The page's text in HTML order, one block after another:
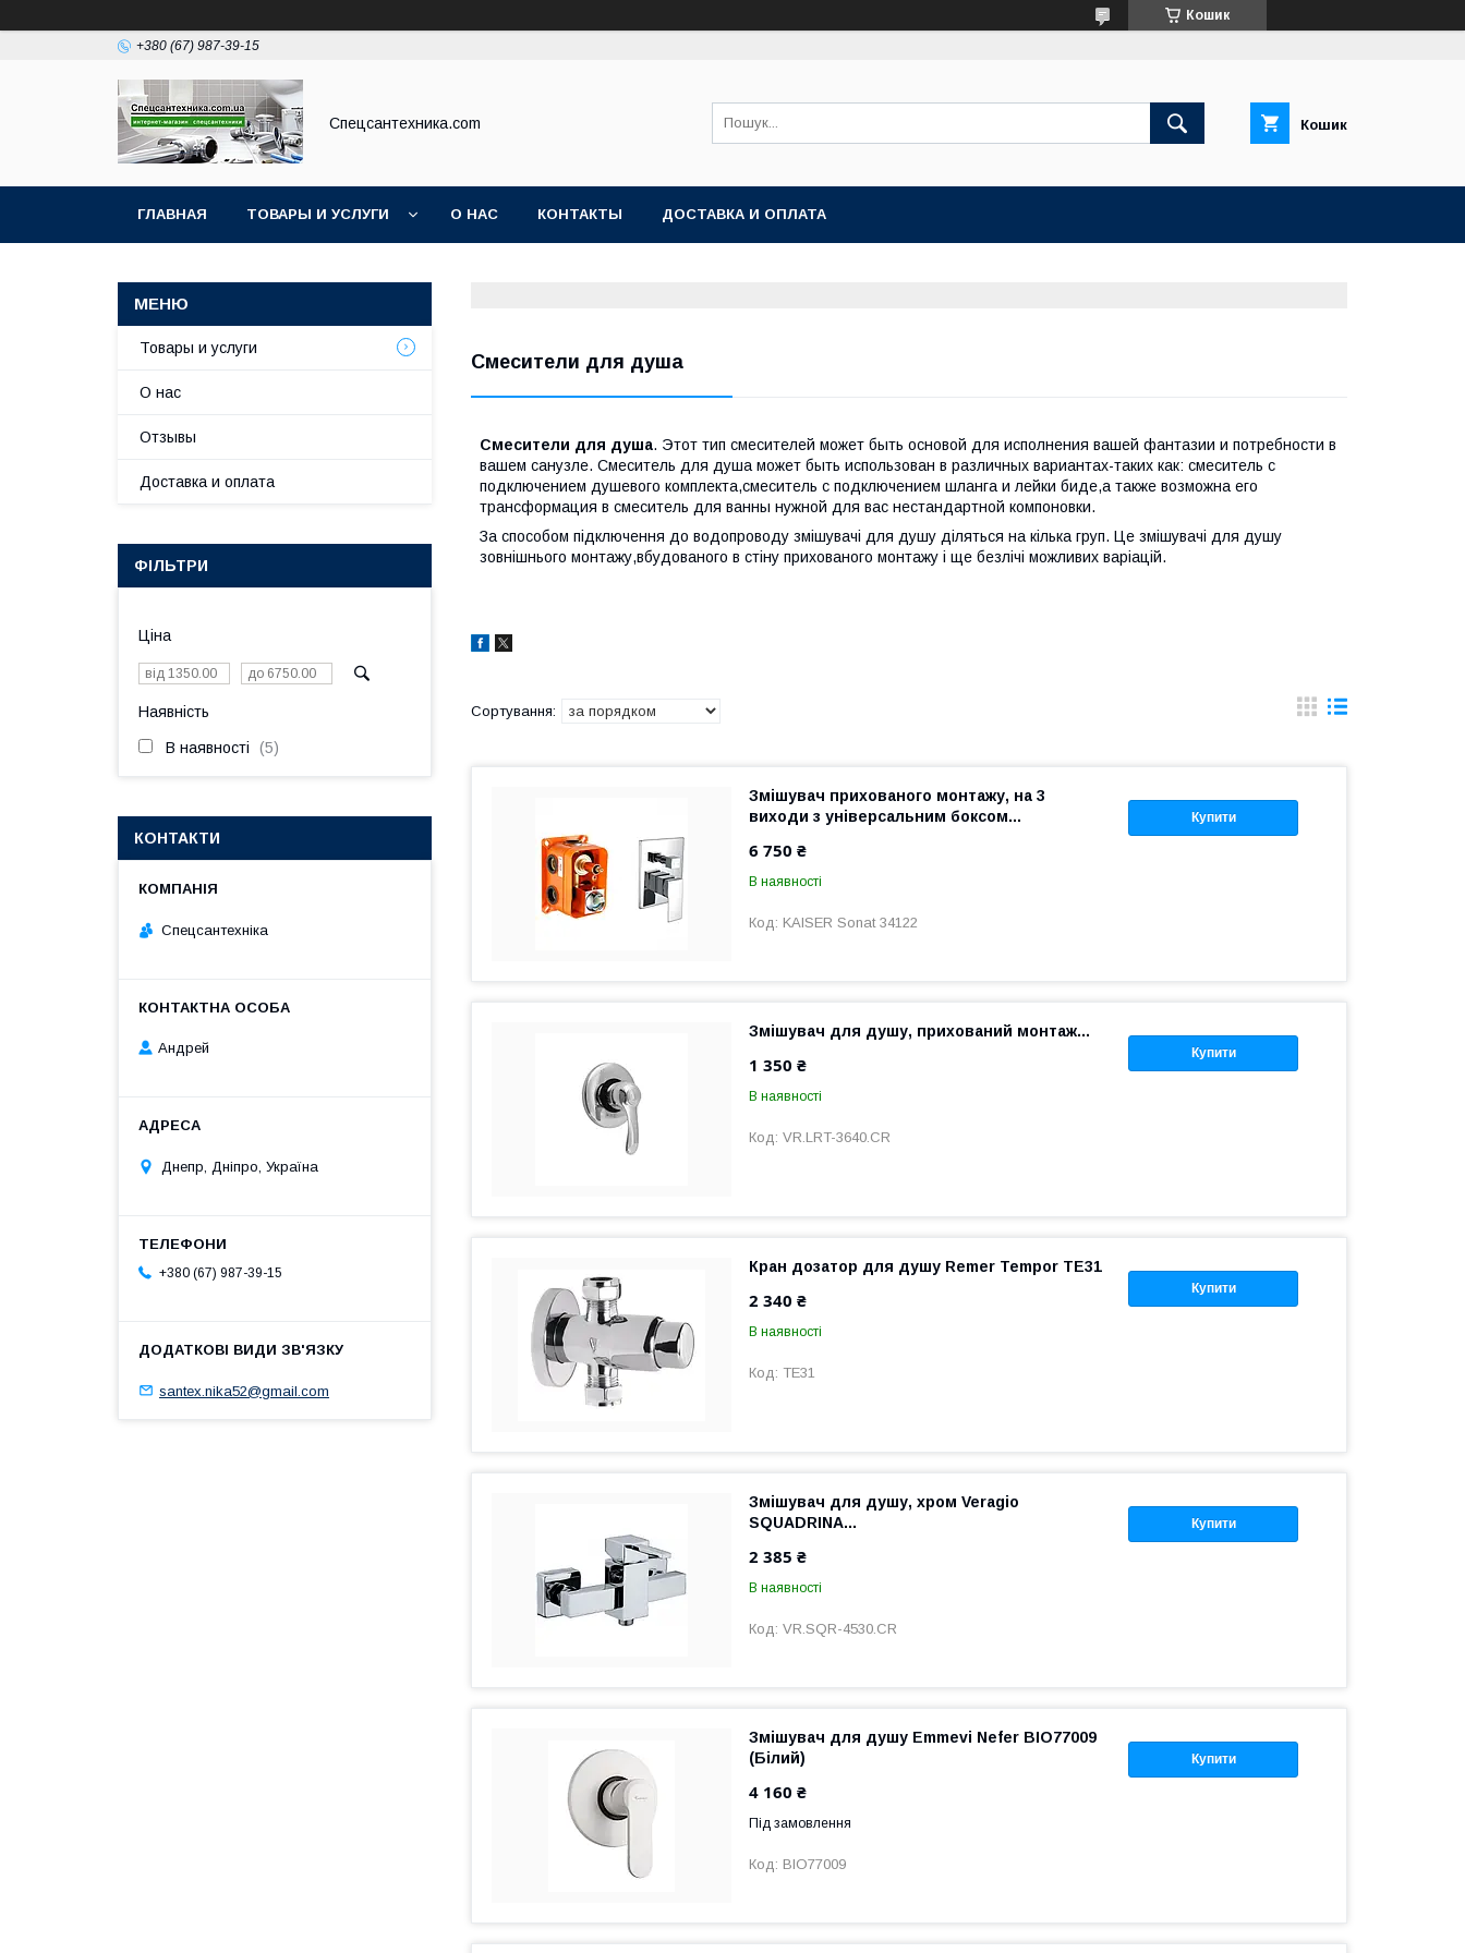
Кошик
+380 (67) 987-39-15
Спецсантехника.com Кошик
ГЛАВНАЯ ТОВАРЫ И УСЛУГИ О НАС КОНТАКТЫ ДОСТАВКА И ОПЛАТА
Смесители для душа
Смесители для душа. Этот тип смесителей может быть основой для исполнения вашей фантазии и потребности в
вашем санузле. Смеситель для душа может быть использован в различных вариантах-таких как: смеситель с
подключением душевого комплекта,смеситель с подключением шланга и лейки биде,а также возможна его
трансформация в смеситель для ванны нужной для вас нестандартной компоновки.
За способом підключення до водопроводу змішувачі для душу діляться на кілька груп. Це змішувачі для душу
зовнішнього монтажу,вбудованого в стіну прихованого монтажу і ще безлічі можливих варіацій.
Купити
Змішувач прихованого монтажу, на 3
виходи з універсальним боксом...
6 750 ₴
В наявності
KAISER Sonat 34122
Купити
Змішувач для душу, прихований монтаж...
1 350 ₴
В наявності
VR.LRT-3640.CR
Купити
Кран дозатор для душу Remer Tempor TE31
2 340 ₴
В наявності
TE31
Купити
Змішувач для душу, хром Veragio
SQUADRINA...
2 385 ₴
В наявності
VR.SQR-4530.CR
Купити
Змішувач для душу Emmevi Nefer BIO77009
(Білий)
4 160 ₴
Під замовлення
BIO77009
Товары и услуги
О нас
Отзывы
Доставка и оплата
ФІЛЬТРИ
Ціна
Наявність
В наявності 5
КОНТАКТИ
Спецсантехніка
Андрей
Днепр, Дніпро, Україна
+380 (67) 987-39-15
santex.nika52@gmail.com